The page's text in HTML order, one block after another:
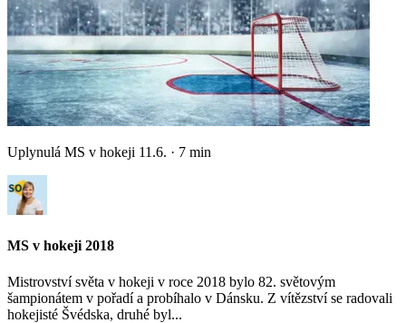
Uplynulá MS v hokeji 11.6. · 7 min
MS v hokeji 2018
Mistrovství světa v hokeji v roce 2018 bylo 82. světovým
šampionátem v pořadí a probíhalo v Dánsku. Z vítězství se radovali
hokejisté Švédska, druhé byl...